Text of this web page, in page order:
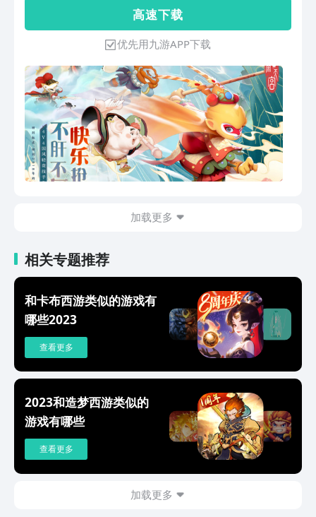
过策略与配合步步为营，更可以在最后时
刻一鼓作气，绝地翻盘！ 【只肝不氪，
公平竞技】 更公平、更纯粹、更用心！
能肝就不氪！局外养成不再“上头”，沉浸
式享受纯净的MOBA竞技体验！
高 速 下 载
优先用九游APP下载
加载更多
相关专题推荐
和卡布西游类似的游戏有
哪些2023
查看更多
2023和造梦西游类似的
游戏有哪些
查看更多
加载更多